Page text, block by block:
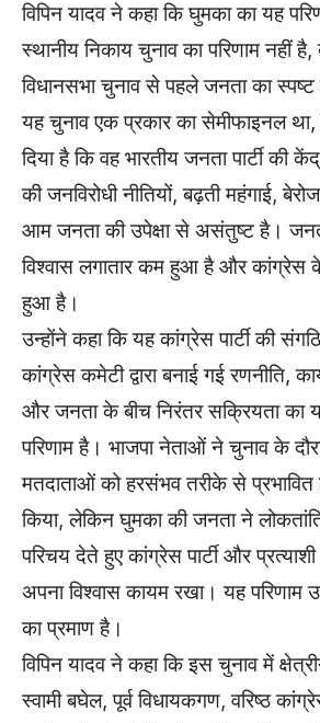
विपिन यादव ने कहा कि घुमका का यह
स्थानीय निकाय चुनाव का परिणाम नहीं
विधानसभा चुनाव से पहले जनता का
यह चुनाव एक प्रकार का सेमीफाइनल
दिया है कि वह भारतीय जनता पार्टी की
की जनविरोधी नीतियों, बढ़ती महंगाई,
आम जनता की उपेक्षा से असंतुष्ट है।
विश्वास लगातार कम हुआ है और कांग्रेस
हुआ है।
उन्होंने कहा कि यह कांग्रेस पार्टी की
कांग्रेस कमेटी द्वारा बनाई गई रणनीति,
और जनता के बीच निरंतर सक्रियता का
परिणाम है। भाजपा नेताओं ने चुनाव के
मतदाताओं को हरसंभव तरीके से
किया, लेकिन घुमका की जनता ने
परिचय देते हुए कांग्रेस पार्टी और
अपना विश्वास कायम रखा। यह परिणाम
का प्रमाण है।
विपिन यादव ने कहा कि इस चुनाव में
स्वामी बघेल, पूर्व विधायकगण, वरिष्ठ